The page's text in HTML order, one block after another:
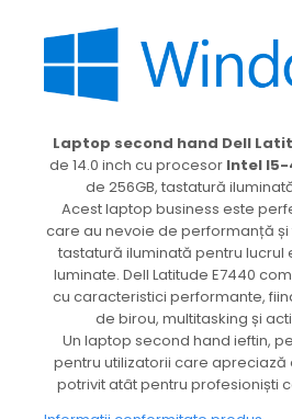
Laptop second hand Dell
de 14.0 inch cu procesor Intel I5-
de 256GB, tastatură
Acest laptop business este
care au nevoie de performanță
tastatură iluminată pentru lucrul
luminate. Dell Latitude E7440
cu caracteristici performante,
de birou, multitasking și
Un laptop second hand ieftin,
pentru utilizatorii care apreciază
potrivit atât pentru profesioniști